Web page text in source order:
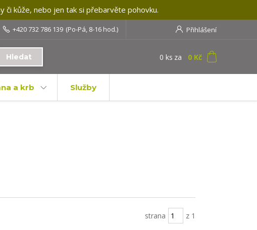
či kůže, nebo jen tak si přebarvěte pohovku.
Přihlášení
Hledat
+420 732 786 139 (Po-Pá, 8-16 hod.)
0 ks za 0 Kč
a krb Služby
strana z 1